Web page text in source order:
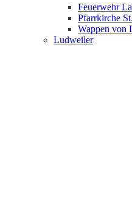
Feuerwehr
Pfarrkirche
Wappen von
Ludweiler